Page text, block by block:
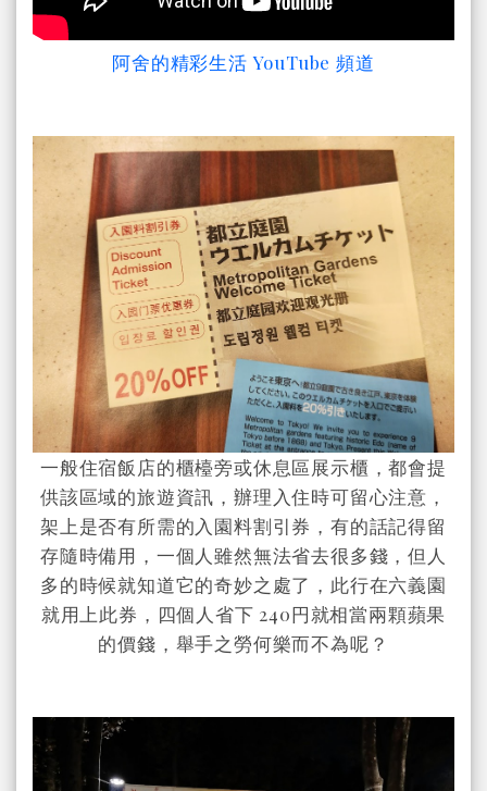
阿舍的精彩生活 YouTube 頻道
一般住宿飯店的櫃檯旁或休息區展示櫃，都會提
供該區域的旅遊資訊，辦理入住時可留心注意，
架上是否有所需的入園料割引券，有的話記得留
存隨時備用，一個人雖然無法省去很多錢，但人
多的時候就知道它的奇妙之處了，此行在六義園
就用上此券，四個人省下 240円就相當兩顆蘋果
的價錢，舉手之勞何樂而不為呢？